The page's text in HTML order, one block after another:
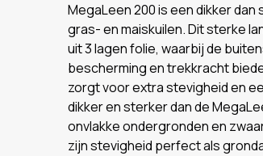
MegaLeen 200 is een dikker
gras- en maiskuilen. Dit sterke
uit 3 lagen folie, waarbij de
bescherming en trekkracht
zorgt voor extra stevigheid en
dikker en sterker dan de
onvlakke ondergronden en
zijn stevigheid perfect als